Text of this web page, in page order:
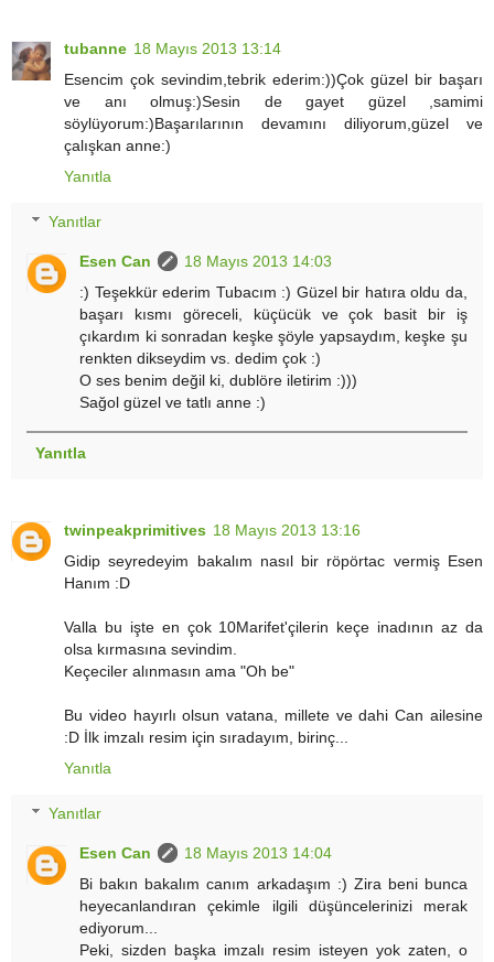
tubanne 18 Mayıs 2013 13:14
Esencim çok sevindim,tebrik ederim:))Çok güzel bir başarı
ve anı olmuş:)Sesin de gayet güzel ,samimi
söylüyorum:)Başarılarının devamını diliyorum,güzel ve
çalışkan anne:)
Yanıtla
Yanıtlar
Esen Can
18 Mayıs 2013 14:03
:) Teşekkür ederim Tubacım :) Güzel bir hatıra oldu da,
başarı kısmı göreceli, küçücük ve çok basit bir iş
çıkardım ki sonradan keşke şöyle yapsaydım, keşke şu
renkten dikseydim vs. dedim çok :)
O ses benim değil ki, dublöre iletirim :)))
Sağol güzel ve tatlı anne :)
Yanıtla
twinpeakprimitives 18 Mayıs 2013 13:16
Gidip seyredeyim bakalım nasıl bir röpörtac vermiş Esen
Hanım :D
Valla bu işte en çok 10Marifet'çilerin keçe inadının az da
olsa kırmasına sevindim.
Keçeciler alınmasın ama "Oh be"
Bu video hayırlı olsun vatana, millete ve dahi Can ailesine
:D İlk imzalı resim için sıradayım, birinç...
Yanıtla
Yanıtlar
Esen Can
18 Mayıs 2013 14:04
Bi bakın bakalım canım arkadaşım :) Zira beni bunca
heyecanlandıran çekimle ilgili düşüncelerinizi merak
ediyorum...
Peki, sizden başka imzalı resim isteyen yok zaten, o